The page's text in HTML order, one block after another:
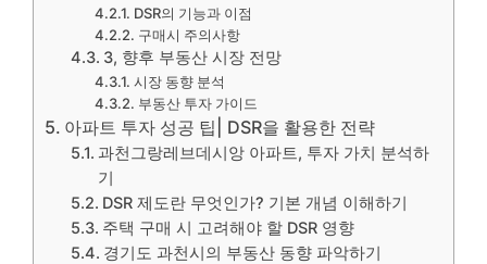
DSR의 기능과 이점
구매시 주의사항
3, 향후 부동산 시장 전망
시장 동향 분석
부동산 투자 가이드
아파트 투자 성공 팁| DSR을 활용한 전략
과천그랑레브데시앙 아파트, 투자 가치 분석하
기
DSR 제도란 무엇인가? 기본 개념 이해하기
주택 구매 시 고려해야 할 DSR 영향
경기도 과천시의 부동산 동향 파악하기